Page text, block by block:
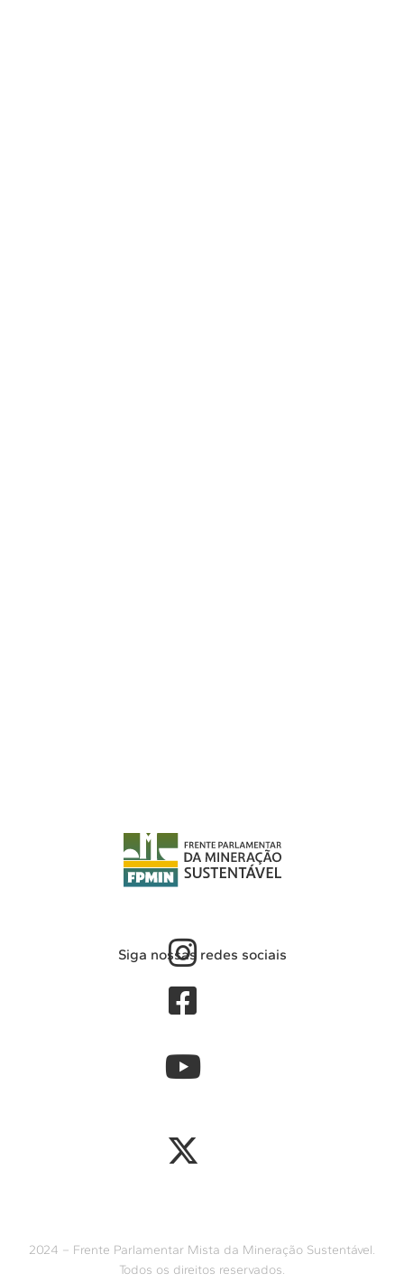
Siga nossas redes sociais
2024 – Frente Parlamentar Mista da Mineração Sustentável.
Todos os direitos reservados.